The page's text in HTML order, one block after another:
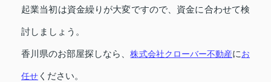
起業当初は資金繰りが大変ですので、資金に合わせて検
討しましょう。
香川県のお部屋探しなら、株式会社クローバー不動産にお
任せ ください。